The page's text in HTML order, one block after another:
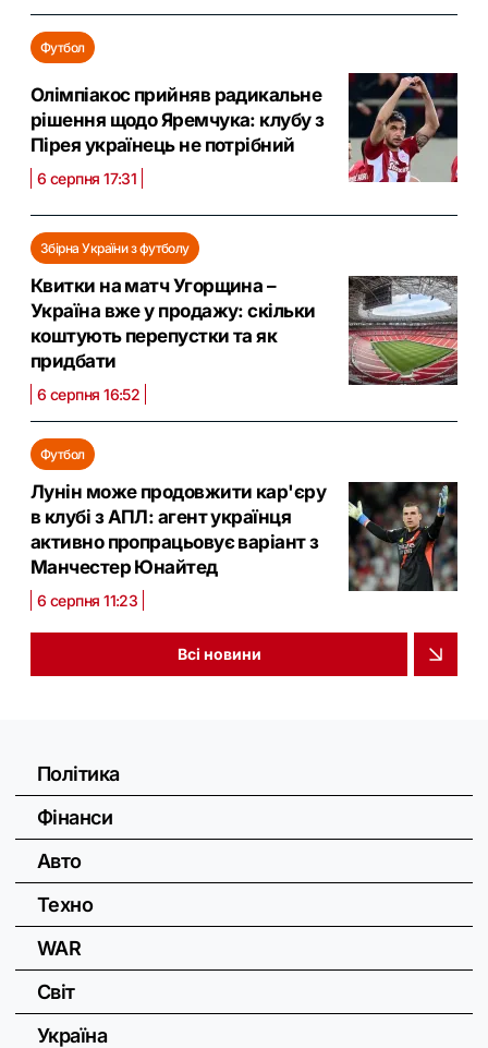
Футбол
Олімпіакос прийняв радикальне
рішення щодо Яремчука: клубу з
Пірея українець не потрібний
6 серпня 17:31
Збірна України з футболу
Квитки на матч Угорщина –
Україна вже у продажу: скільки
коштують перепустки та як
придбати
6 серпня 16:52
Футбол
Лунін може продовжити кар'єру
в клубі з АПЛ: агент українця
активно пропрацьовує варіант з
Манчестер Юнайтед
6 серпня 11:23
Всі новини
Політика
Фінанси
Авто
Техно
WAR
Світ
Україна